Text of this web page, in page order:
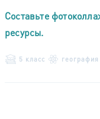
Составьте
ресурсы.
5 класс география